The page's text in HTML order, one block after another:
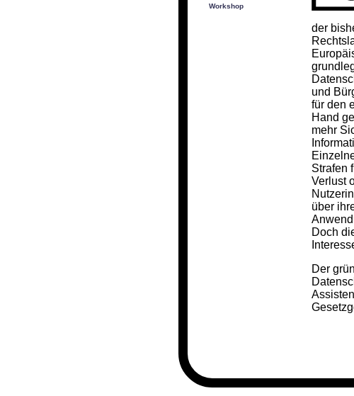
Workshop
der
und
für den
Hand
mehr
Strafen
Verlust
über
Doch
Der